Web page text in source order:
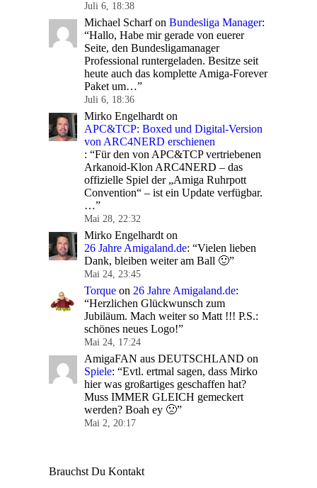
Juli 6, 18:38
Michael Scharfon Bundesliga Manager:
“Hallo, Habe mir gerade von euerer
Seite, den Bundesligamanager
Professional runtergeladen. Besitze seit
heute auch das komplette Amiga-Forever
Paket um…”
Juli 6, 18:36
Mirko Engelhardt on
APC&TCP: Boxed und Digital-Version
von ARC4NERD erschienen
: “Für den von APC&TCP vertriebenen
Arkanoid-Klon ARC4NERD – das
offizielle Spiel der „Amiga Ruhrpott
Convention“ – ist ein Update verfügbar.
…”
Mai 28, 22:32
Mirko Engelhardt on
26 Jahre Amigaland.de: “Vielen lieben
Dank, bleiben weiter am Ball 🙂”
Mai 24, 23:45
Torque on 26 Jahre Amigaland.de:
“Herzlichen Glückwunsch zum
Jubiläum. Mach weiter so Matt !!! P.S.:
schönes neues Logo!”
Mai 24, 17:24
AmigaFAN aus DEUTSCHLAND on
Spiele: “Evtl. ertmal sagen, dass Mirko
hier was großartiges geschaffen hat?
Muss IMMER GLEICH gemeckert
werden? Boah ey 🙁”
Mai 2, 20:17
Brauchst Du Kontakt